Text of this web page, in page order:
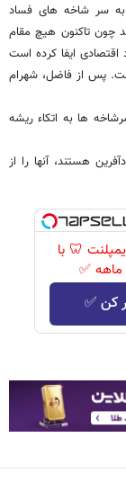
به سر شاخه های فساد
چون تاکنون هیچ مقام
ایفا کرده است
پس از فاضل، شهرام
ها به اتکاء ریشه
هستند، آنها را از
ایمپلنت 🦷 با
کن ✅